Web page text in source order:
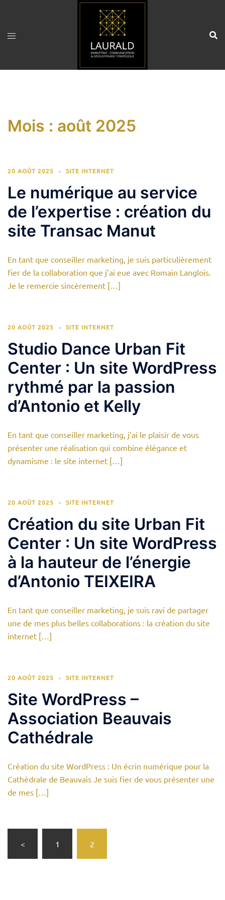
contenu
Mois : août 2025
20 AOÛT 2025 SITE INTERNET
Le numérique au service
de l’expertise : création du
site Transac Manut
En tant que conseiller marketing, je suis particulièrement
fier de la collaboration que j’ai eue avec Romain Langlois.
Je le remercie sincèrement […]
20 AOÛT 2025 SITE INTERNET
Studio Dance Urban Fit
Center : Un site WordPress
rythmé par la passion
d’Antonio et Kelly
En tant que conseiller marketing, j’ai le plaisir de vous
présenter une réalisation qui combine élégance et
dynamisme : le site internet […]
20 AOÛT 2025 SITE INTERNET
Création du site Urban Fit
Center : Un site WordPress
à la hauteur de l’énergie
d’Antonio TEIXEIRA
En tant que conseiller marketing, je suis ravi de partager
une de mes plus belles collaborations : la création du site
internet […]
20 AOÛT 2025 SITE INTERNET
Site WordPress –
Association Beauvais
Cathédrale
Création du site WordPress : Un écrin numérique pour la
Cathédrale de Beauvais Je suis fier de vous présenter une
de mes […]
des
publications
< 1 2